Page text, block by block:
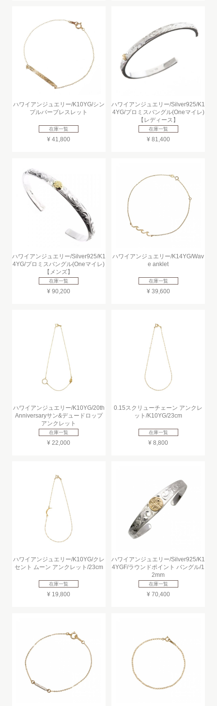
ハワイアンジュエリー/K10YG/シン
プルバーブレスレット
在庫一覧
¥ 41,800
ハワイアンジュエリー/Silver925/K1
4YG/プロミスバングル(Oneマイレ)
【レディース】
在庫一覧
¥ 81,400
ハワイアンジュエリー/Silver925/K1
4YG/プロミスバングル(Oneマイレ)
【メンズ】
在庫一覧
¥ 90,200
ハワイアンジュエリー/K14YG/Wav
e anklet
在庫一覧
¥ 39,600
ハワイアンジュエリー/K10YG/20th
Anniversaryサン&デュードロップ
アンクレット
在庫一覧
¥ 22,000
0.15スクリューチェーン アンクレ
ット/K10YG/23cm
在庫一覧
¥ 8,800
ハワイアンジュエリー/K10YG/クレ
セント ムーン アンクレット/23cm
在庫一覧
¥ 19,800
ハワイアンジュエリー/Silver925/K1
4YGF/ラウンドポイント バングル/1
2mm
在庫一覧
¥ 70,400